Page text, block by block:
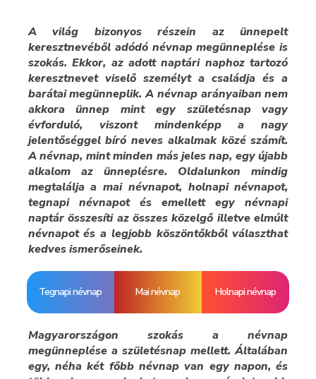
A világ bizonyos részein az ünnepelt
keresztnevéből adódó névnap megünneplése is
szokás. Ekkor, az adott naptári naphoz tartozó
keresztnevet viselő személyt a családja és a
barátai megünneplik. A névnap arányaiban nem
akkora ünnep mint egy születésnap vagy
évforduló, viszont mindenképp a nagy
jelentőséggel bíró neves alkalmak közé számít.
A névnap, mint minden más jeles nap, egy újabb
alkalom az ünneplésre. Oldalunkon mindig
megtalálja a mai névnapot, holnapi névnapot,
tegnapi névnapot és emellett egy névnapi
naptár összesíti az összes közelgő illetve elmúlt
névnapot és a legjobb köszöntőkből választhat
kedves ismerőseinek.
Tegnapi névnap Mai névnap Holnapi névnap
Magyarországon szokás a névnap
megünneplése a születésnap mellett. Általában
egy, néha két főbb névnap van egy napon, és